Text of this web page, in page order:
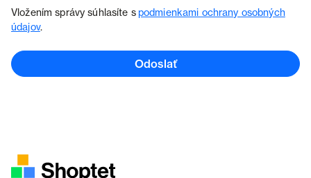
Vložením správy súhlasíte spodmienkami ochrany osobných
údajov.
Odoslať